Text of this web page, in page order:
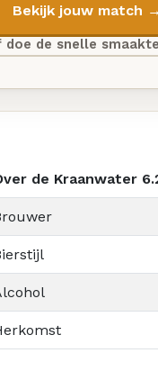
Bekijk jouw match →
doe de snelle
de Kraanwater